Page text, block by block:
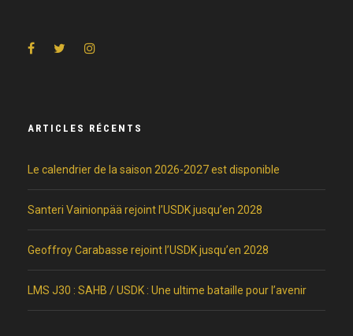
ARTICLES RÉCENTS
Le calendrier de la saison 2026-2027 est disponible
Santeri Vainionpää rejoint l’USDK jusqu’en 2028
Geoffroy Carabasse rejoint l’USDK jusqu’en 2028
LMS J30 : SAHB / USDK : Une ultime bataille pour l’avenir